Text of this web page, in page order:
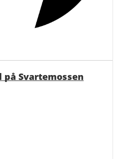
Svartemossen